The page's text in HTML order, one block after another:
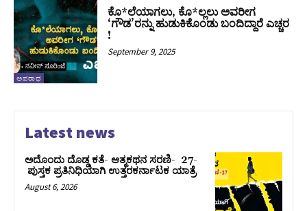
ಅಪರಾಧ
ಕೊ*ಲೆಯಾಗಲು, ಕೊ*ಲ್ಲಲು ಅವರೀಗ
‘ಗೌಡ’ರನ್ನು ಹುಡುಕಿಕೊಂಡು ಬಂದಿದ್ದಾರೆ ಎಚ್ಚರ
!
September 9, 2025
Latest news
ಅದೊಂದು ದೊಡ್ಡ ಕತೆ- ಆತ್ಮಕಥನ ಸರಣಿ- 27-
ಪುಸ್ತಕ ಪ್ರತಿನಿಧಿಯಾಗಿ ಉತ್ತರಕರ್ನಾಟಕ ಯಾತ್ರೆ
August 6, 2026